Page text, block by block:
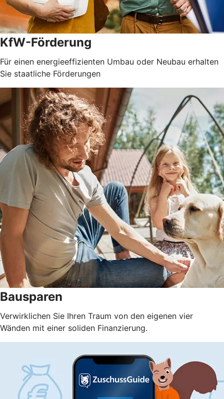
KfW-Förderung
Für einen energieeffizienten Umbau oder Neubau erhalten
Sie staatliche Förderungen
Bausparen
Verwirklichen Sie Ihren Traum von den eigenen vier
Wänden mit einer soliden Finanzierung.